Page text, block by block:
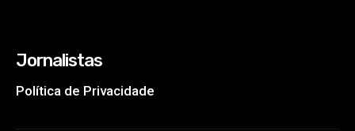
Jornalistas
Política de Privacidade